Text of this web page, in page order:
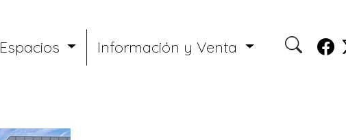
Espacios Información y Venta